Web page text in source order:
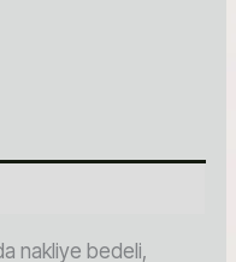
nakliye bedeli,